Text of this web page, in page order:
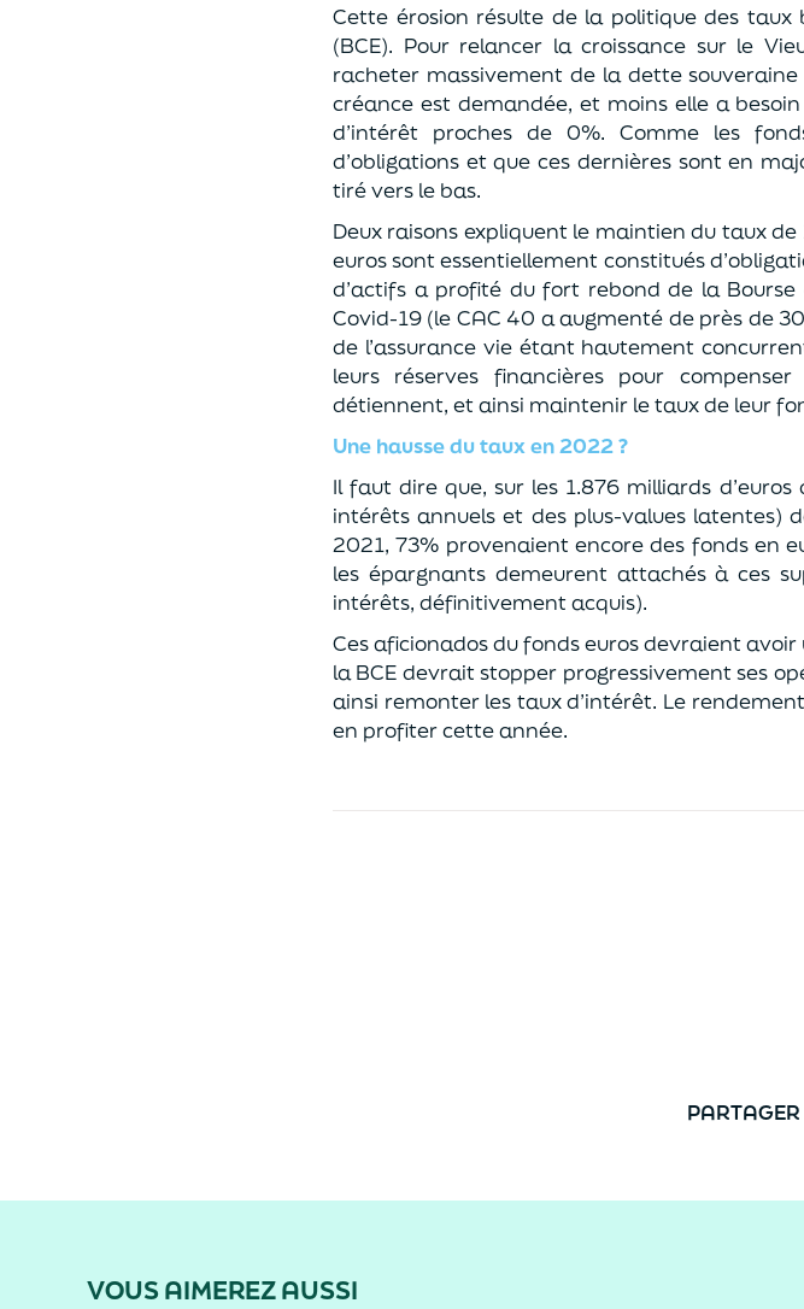
Cette érosion résulte de la politique des
(BCE). Pour relancer la croissance sur le
racheter massivement de la dette
créance est demandée, et moins elle a
d’intérêt proches de 0%. Comme les
d’obligations et que ces dernières sont en
tiré vers le bas.
Deux raisons expliquent le maintien du taux
euros sont essentiellement constitués
d’actifs a profité du fort rebond de la
Covid-19 (le CAC 40 a augmenté de près de
de l’assurance vie étant hautement
leurs réserves financières pour
détiennent, et ainsi maintenir le taux de leur
Une hausse du taux en 2022 ?
Il faut dire que, sur les 1.876 milliards
intérêts annuels et des plus-values latentes)
2021, 73% provenaient encore des fonds en
les épargnants demeurent attachés à ces
intérêts, définitivement acquis).
Ces aficionados du fonds euros devraient
la BCE devrait stopper progressivement ses
ainsi remonter les taux d’intérêt. Le
en profiter cette année.
PARTAGER
VOUS AIMEREZ AUSSI